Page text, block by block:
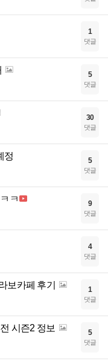
1
댓글
5
댓글
30
댓글
정 5
댓글
ㅋ 9
댓글
4
댓글
보카페 후기 1
댓글
시즌2 정보 5
댓글